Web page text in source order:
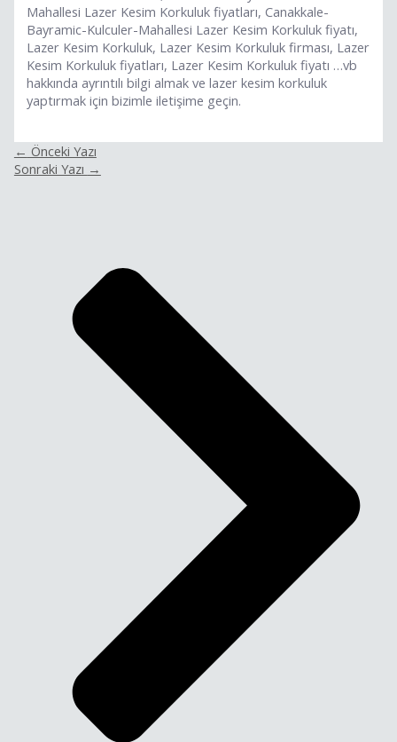
Mahallesi Lazer Kesim Korkuluk fiyatları, Canakkale-
Bayramic-Kulculer-Mahallesi Lazer Kesim Korkuluk fiyatı,
Lazer Kesim Korkuluk, Lazer Kesim Korkuluk firması, Lazer
Kesim Korkuluk fiyatları, Lazer Kesim Korkuluk fiyatı …vb
hakkında ayrıntılı bilgi almak ve lazer kesim korkuluk
yaptırmak için bizimle iletişime geçin.
← Önceki Yazı
Sonraki Yazı →